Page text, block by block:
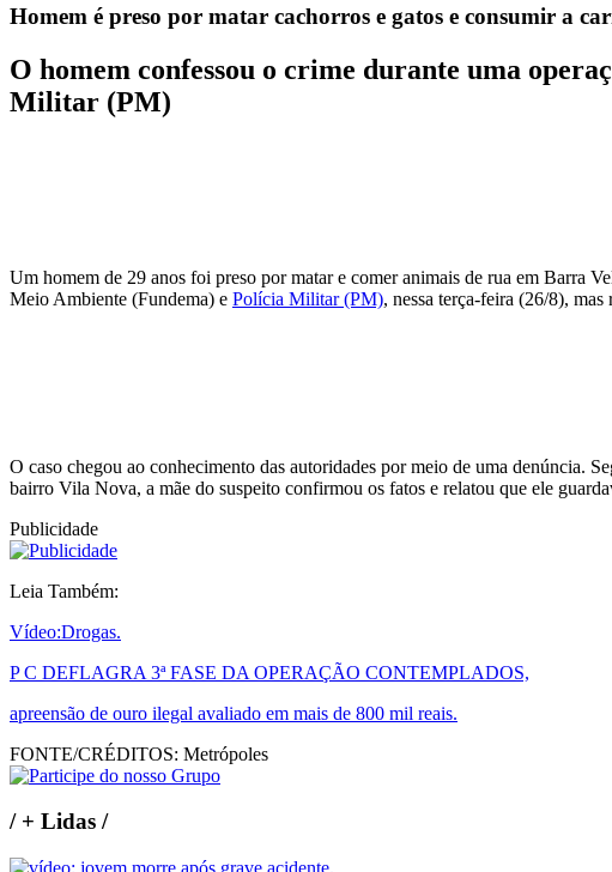
Homem é preso por matar cachorros e gatos e consumir a
O homem confessou o crime durante uma
Militar (PM)
Um homem de 29 anos foi preso por matar e comer animais de rua em Barra
Meio Ambiente (Fundema) e Polícia Militar (PM), nessa terça-feira (26/8), mas
O caso chegou ao conhecimento das autoridades por meio de uma denúncia.
bairro Vila Nova, a mãe do suspeito confirmou os fatos e relatou que ele
Publicidade
Leia Também:
Vídeo:Drogas.
P C DEFLAGRA 3ª FASE DA OPERAÇÃO CONTEMPLADOS,
apreensão de ouro ilegal avaliado em mais de 800 mil reais.
FONTE/CRÉDITOS: Metrópoles
/+ Lidas /